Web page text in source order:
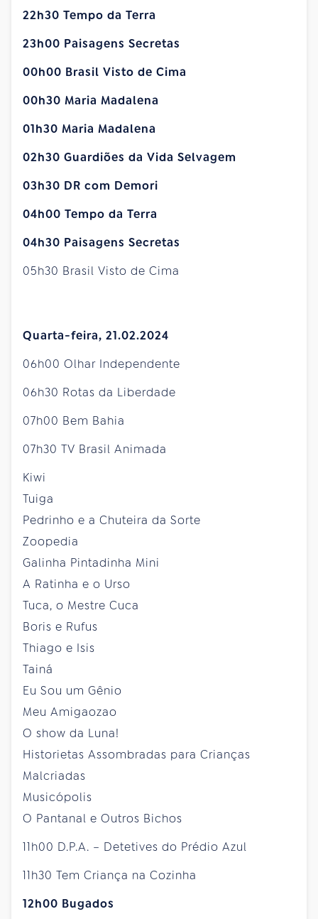
22h30 Tempo da Terra
23h00 Paisagens Secretas
00h00 Brasil Visto de Cima
00h30 Maria Madalena
01h30 Maria Madalena
02h30 Guardiões da Vida Selvagem
03h30 DR com Demori
04h00 Tempo da Terra
04h30 Paisagens Secretas
05h30 Brasil Visto de Cima
Quarta-feira, 21.02.2024
06h00 Olhar Independente
06h30 Rotas da Liberdade
07h00 Bem Bahia
07h30 TV Brasil Animada
Kiwi
Tuiga
Pedrinho e a Chuteira da Sorte
Zoopedia
Galinha Pintadinha Mini
A Ratinha e o Urso
Tuca, o Mestre Cuca
Boris e Rufus
Thiago e Isis
Tainá
Eu Sou um Gênio
Meu Amigaozao
O show da Luna!
Historietas Assombradas para Crianças
Malcriadas
Musicópolis
O Pantanal e Outros Bichos
11h00 D.P.A. – Detetives do Prédio Azul
11h30 Tem Criança na Cozinha
12h00 Bugados